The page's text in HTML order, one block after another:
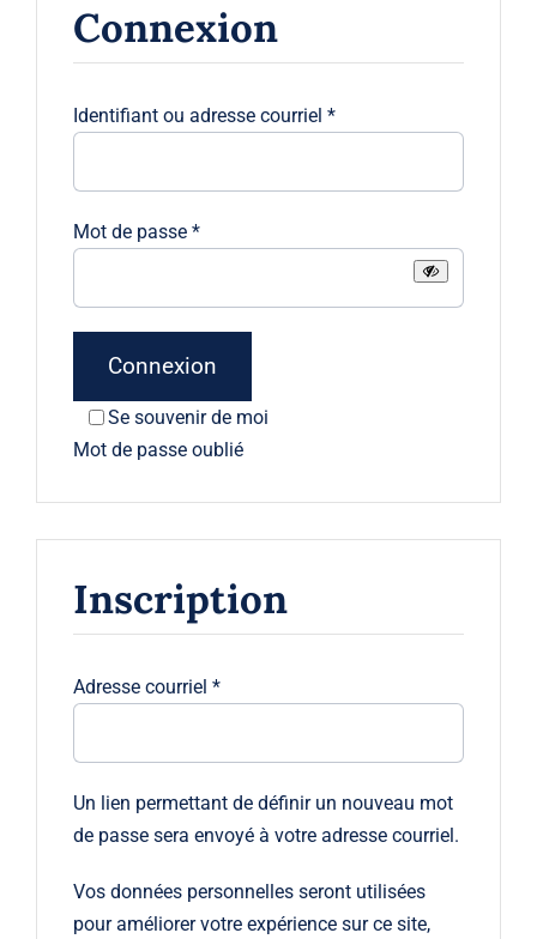
Connexion
Identifiant ou adresse courriel *Obligatoire
Mot de passe *Obligatoire
Se souvenir de moi
Connexion
Mot de passe oublié
Inscription
Adresse courriel *Obligatoire
Un lien permettant de définir un nouveau mot
de passe sera envoyé à votre adresse courriel.
Vos données personnelles seront utilisées
pour améliorer votre expérience sur ce site,